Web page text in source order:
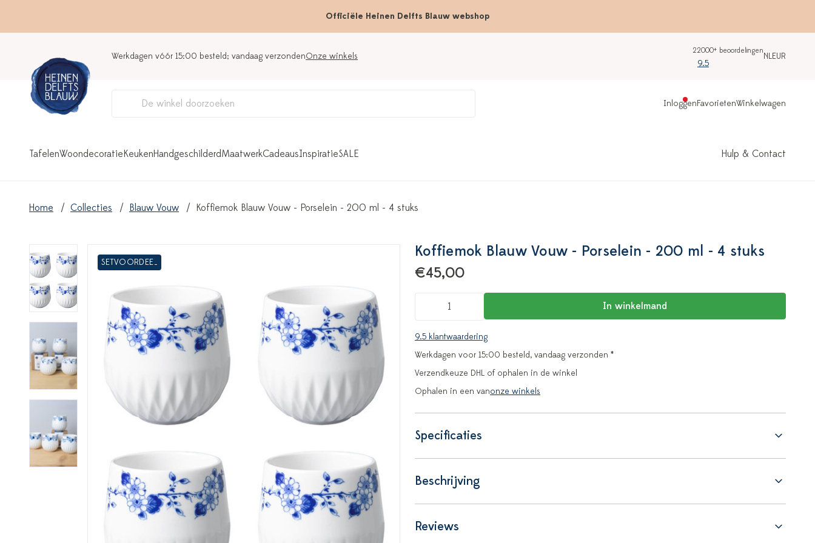
Officiële Heinen Delfts Blauw webshop
Werkdagen vóór 15:00 besteld; vandaag verzondenOnze winkels
22000+ beoordelingen
9.5
NLEUR
InloggenFavorietenWinkelwagen
TafelenWoondecoratieKeukenHandgeschilderdMaatwerkCadeausInspiratieSALE Hulp & Contact
Home Collecties Blauw Vouw Koffiemok Blauw Vouw - Porselein - 200 ml - 4 stuks
SETVOORDEEL
Koffiemok Blauw Vouw - Porselein - 200 ml - 4 stuks
€45,00
In winkelmand
9.5 klantwaardering
Werkdagen voor 15:00 besteld, vandaag verzonden *
Verzendkeuze DHL of ophalen in de winkel
Ophalen in een vanonze winkels
Specificaties
Beschrijving
Reviews